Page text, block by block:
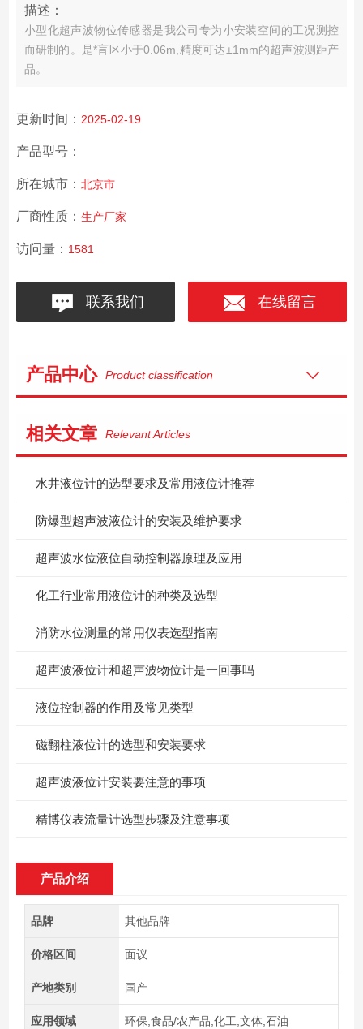
描述：
小型化超声波物位传感器是我公司专为小安装空间的工况测控
而研制的。是*盲区小于0.06m,精度可达±1mm的超声波测距产
品。
更新时间： 2025-02-19
产品型号：
所在城市： 北京市
厂商性质： 生产厂家
访问量： 1581
联系我们 在线留言
产品中心 Product classification
相关文章 Relevant Articles
水井液位计的选型要求及常用液位计推荐
防爆型超声波液位计的安装及维护要求
超声波水位液位自动控制器原理及应用
化工行业常用液位计的种类及选型
消防水位测量的常用仪表选型指南
超声波液位计和超声波物位计是一回事吗
​液位控制器的作用及常见类型
磁翻柱液位计的选型和安装要求
超声波液位计安装要注意的事项
精博仪表流量计选型步骤及注意事项
产品介绍
品牌 其他品牌
价格区间 面议
产地类别 国产
应用领域 环保,食品/农产品,化工,文体,石油